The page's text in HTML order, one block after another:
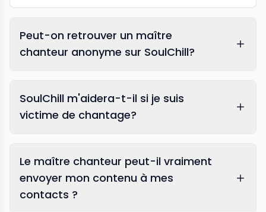
Peut-on retrouver un maître
chanteur anonyme sur SoulChill?
SoulChill m'aidera-t-il si je suis
victime de chantage?
Le maître chanteur peut-il vraiment
envoyer mon contenu à mes
contacts ?